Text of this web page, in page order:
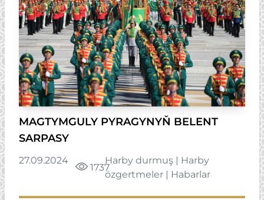
MAGTYMGULY PYRAGYNYŇ BELENT
SARPASY
27.09.2024
1737
Harby durmuş | Harby
özgertmeler | Habarlar